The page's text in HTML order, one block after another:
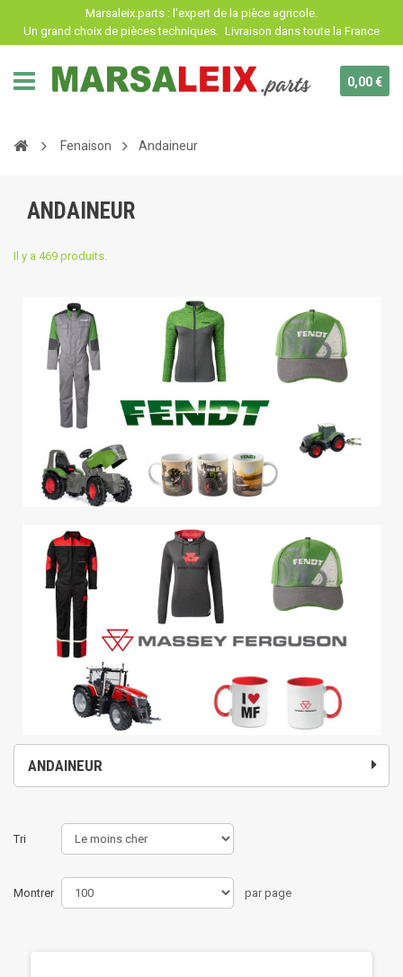
Marsaleix.parts : l'expert de la pièce agricole.
Un grand choix de pièces techniques. Livraison dans toute la France
0,00 €
Fenaison Andaineur
ANDAINEUR
Il y a 469 produits.
ANDAINEUR
Tri
Montrer par page
Panneau de gestion des cookies